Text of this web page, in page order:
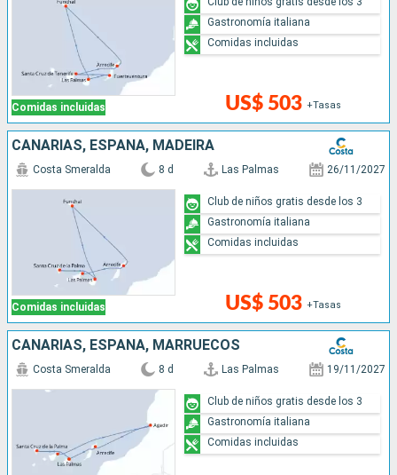
Comidas incluidas US$ 503 +Tasas
Gastronomía italiana
Comidas incluidas
CANARIAS, ESPAÑA, MADEIRA
Comidas incluidas
Costa Smeralda 8 d Las Palmas 26/11/2027
US$ 503 +Tasas
Club de niños gratis desde los 3
Gastronomía italiana
Comidas incluidas
CANARIAS, ESPAÑA, MARRUECOS
Costa Smeralda 8 d Las Palmas 19/11/2027
Club de niños gratis desde los 3
Gastronomía italiana
Comidas incluidas